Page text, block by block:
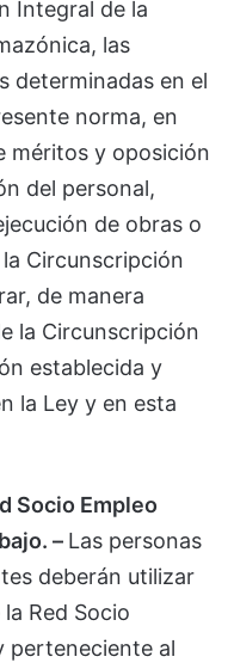
Integral de la
las
determinadas en el
norma, en
méritos y oposición
del personal,
de obras o
Circunscripción
de manera
la Circunscripción
establecida y
la Ley y en esta
Socio Empleo
– Las personas
deberán utilizar
Red Socio
perteneciente al